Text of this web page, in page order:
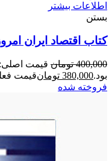
اطلاعات بیشتر
بستن
کتاب اقتصاد ایران
400,000 تومان
بود.380,000 تومانقیمت فعلی: 380,000
فروخته شده